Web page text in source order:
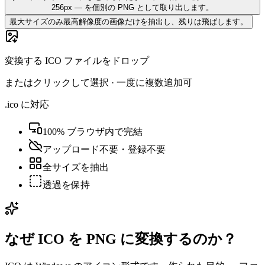
256px — を個別の PNG として取り出します。
最大サイズのみ最高解像度の画像だけを抽出し、残りは飛ばします。
変換する ICO ファイルをドロップ
またはクリックして選択 · 一度に複数追加可
.ico に対応
100% ブラウザ内で完結
アップロード不要・登録不要
全サイズを抽出
透過を保持
なぜ ICO を PNG に変換するのか？